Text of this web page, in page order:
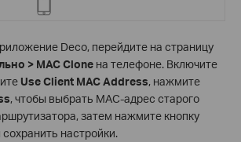
Deco, перейдите на страницу
> MAC Clone на телефоне. Включите
Use Client MAC Address, нажмите
, чтобы выбрать MAC-адрес старого
затем нажмите кнопку
сохранить настройки.